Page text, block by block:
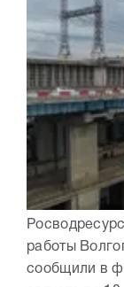
работы
сообщили в